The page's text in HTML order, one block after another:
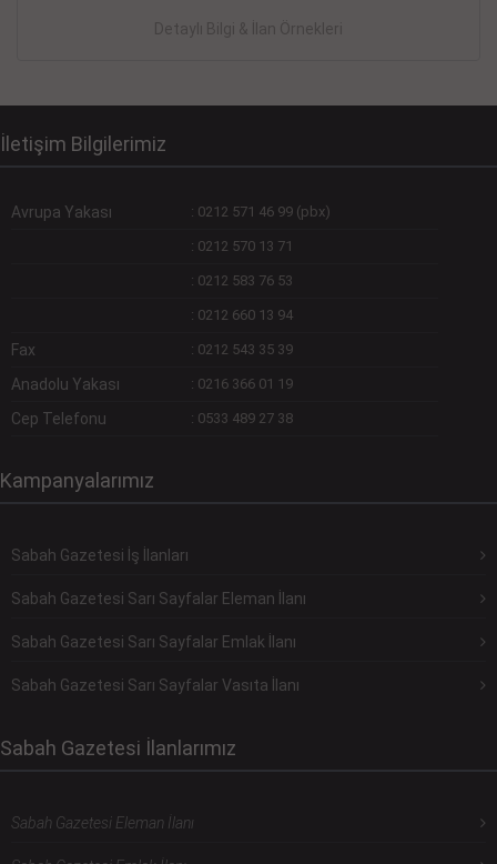
Detaylı Bilgi & İlan Örnekleri
İletişim Bilgilerimiz
Avrupa Yakası : 0212 571 46 99 (pbx)
: 0212 570 13 71
: 0212 583 76 53
: 0212 660 13 94
Fax : 0212 543 35 39
Anadolu Yakası : 0216 366 01 19
Cep Telefonu : 0533 489 27 38
Kampanyalarımız
Sabah Gazetesi İş İlanları
Sabah Gazetesi Sarı Sayfalar Eleman İlanı
Sabah Gazetesi Sarı Sayfalar Emlak İlanı
Sabah Gazetesi Sarı Sayfalar Vasıta İlanı
Sabah Gazetesi İlanlarımız
Sabah Gazetesi Eleman İlanı
Devamını Gör